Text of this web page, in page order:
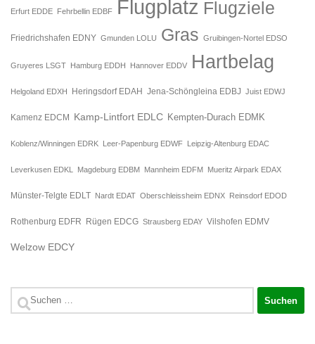
Erfurt EDDE Fehrbellin EDBF Flugplatz Flugziele
Friedrichshafen EDNY Gmunden LOLU Gras Gruibingen-Nortel EDSO
Gruyeres LSGT Hamburg EDDH Hannover EDDV Hartbelag
Helgoland EDXH Heringsdorf EDAH Jena-Schöngleina EDBJ Juist EDWJ
Kamenz EDCM Kamp-Lintfort EDLC Kempten-Durach EDMK
Koblenz/Winningen EDRK Leer-Papenburg EDWF Leipzig-Altenburg EDAC
Leverkusen EDKL Magdeburg EDBM Mannheim EDFM Mueritz Airpark EDAX
Münster-Telgte EDLT Nardt EDAT Oberschleissheim EDNX Reinsdorf EDOD
Rothenburg EDFR Rügen EDCG Strausberg EDAY Vilshofen EDMV
Welzow EDCY
Suchen